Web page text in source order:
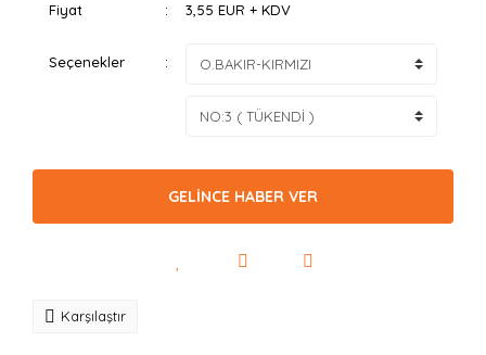
Fiyat 3,55 EUR + KDV
Seçenekler
GELİNCE HABER VER
Karşılaştır